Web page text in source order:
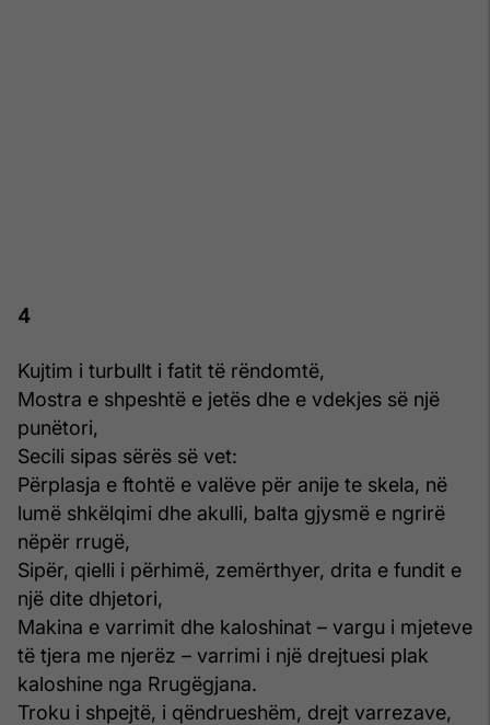
4
Kujtim i turbullt i fatit të rëndomtë,
Mostra e shpeshtë e jetës dhe e vdekjes së një
punëtori,
Secili sipas sërës së vet:
Përplasja e ftohtë e valëve për anije te skela, në
lumë shkëlqimi dhe akulli, balta gjysmë e ngrirë
nëpër rrugë,
Sipër, qielli i përhimë, zemërthyer, drita e fundit e
një dite dhjetori,
Makina e varrimit dhe kaloshinat – vargu i mjeteve
të tjera me njerëz – varrimi i një drejtuesi plak
kaloshine nga Rrugëgjana.
Troku i shpejtë, i qëndrueshëm, drejt varrezave,